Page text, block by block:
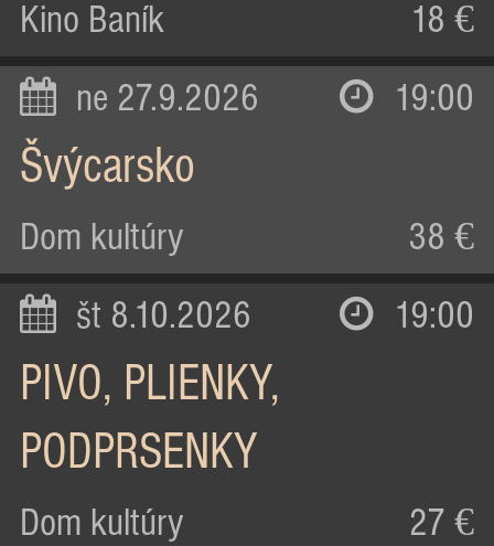
Kino Baník 18 €
ne 27.9.2026 19:00
Švýcarsko
Dom kultúry 38 €
št 8.10.2026 19:00
PIVO, PLIENKY,
PODPRSENKY
Dom kultúry 27 €